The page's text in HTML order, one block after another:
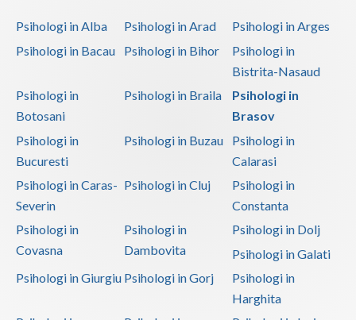
Psihologi in Alba Psihologi in Arad
Psihologi in Arges
Psihologi in Bacau
Psihologi in Bihor
Psihologi in
Bistrita-Nasaud
Psihologi in
Botosani
Psihologi in Braila
Psihologi in
Brasov
Psihologi in
Bucuresti
Psihologi in Buzau
Psihologi in
Calarasi
Psihologi in Caras-
Severin
Psihologi in Cluj
Psihologi in
Constanta
Psihologi in
Covasna
Psihologi in
Dambovita
Psihologi in Dolj
Psihologi in Galati
Psihologi in Giurgiu Psihologi in Gorj
Psihologi in
Harghita